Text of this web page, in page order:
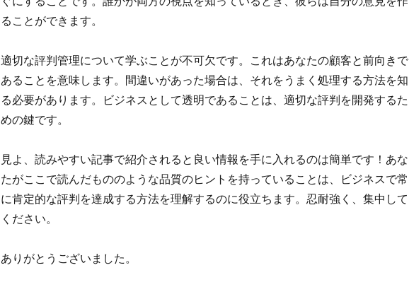
ることができます。
適切な評判管理について学ぶことが不可欠です。これはあなたの顧客と前向きで
あることを意味します。間違いがあった場合は、それをうまく処理する方法を知
る必要があります。ビジネスとして透明であることは、適切な評判を開発するた
めの鍵です。
見よ、読みやすい記事で紹介されると良い情報を手に入れるのは簡単です！あな
たがここで読んだもののような品質のヒントを持っていることは、ビジネスで常
に肯定的な評判を達成する方法を理解するのに役立ちます。忍耐強く、集中して
ください。
ありがとうございました。